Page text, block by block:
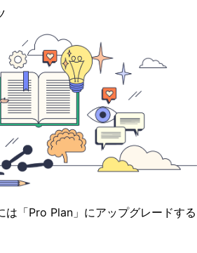
は「Pro Plan」にアップグレードする